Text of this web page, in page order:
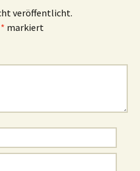
veröffentlicht.
* markiert